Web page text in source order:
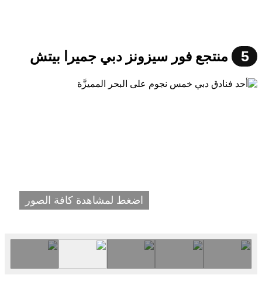
5 منتجع فور سيزونز دبي جميرا بيتش
اضغط لمشاهدة كافة الصور